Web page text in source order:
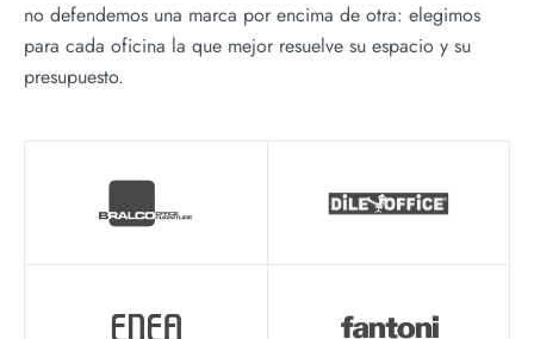
no defendemos una marca por encima de otra: elegimos
para cada oficina la que mejor resuelve su espacio y su
presupuesto.